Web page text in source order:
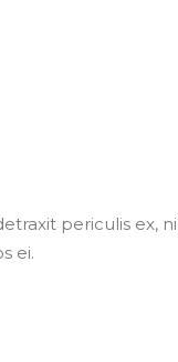
periculis ex,
ei.